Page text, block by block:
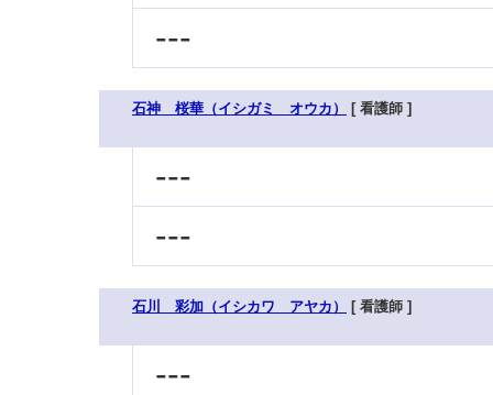
---
石神 桜華（イシガミ オウカ） [ 看護師 ]
---
---
石川 彩加（イシカワ アヤカ） [ 看護師 ]
---